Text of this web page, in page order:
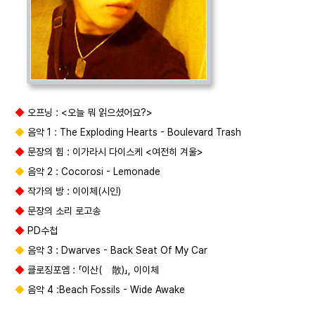
◆ 오프닝 : <오늘 뭐 읽으셨어요?>
◆ 음악 1 : The Exploding Hearts - Boulevard Trash
◆ 문장의 힘 : 이가라시 다이스케 <여전히 겨울>
◆ 음악 2 : Cocorosi - Lemonade
◆ 작가의 방 : 이이체(시인)
◆ 문장의 소리 로고송
◆ PD수첩
◆ 음악 3 : Dwarves - Back Seat Of My Car
◆ 클로징포엠 : 「이산(離散)」, 이이체
◆ 음악 4 :Beach Fossils - Wide Awake